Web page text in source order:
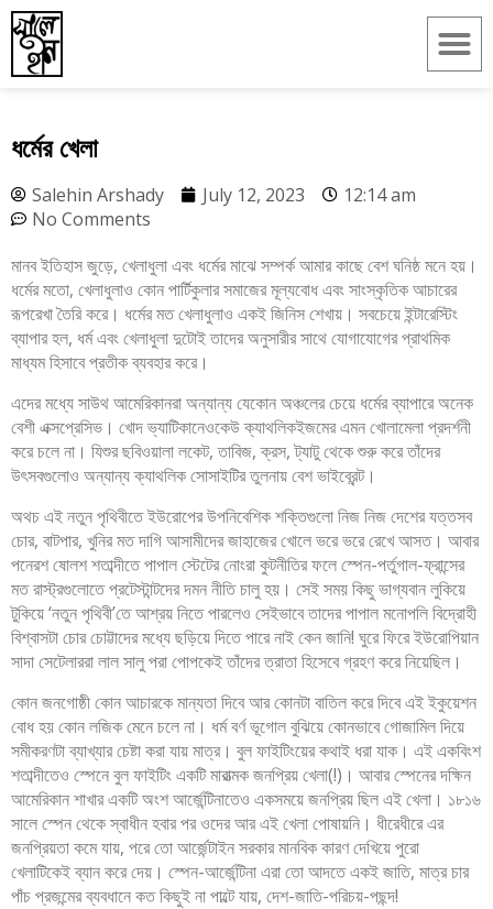
ধর্মের খেলা
Salehin Arshady July 12, 2023
12:14 am
No Comments
মানব ইতিহাস জুড়ে, খেলাধুলা এবং ধর্মের মাঝে সম্পর্ক আমার কাছে বেশ ঘনিষ্ঠ মনে হয়।
ধর্মের মতো, খেলাধুলাও কোন পার্টিকুলার সমাজের মূল্যবোধ এবং সাংস্কৃতিক আচারের
রূপরেখা তৈরি করে। ধর্মের মত খেলাধুলাও একই জিনিস শেখায়। সবচেয়ে ইন্টারেস্টিং
ব্যাপার হল, ধর্ম এবং খেলাধুলা দুটোই তাদের অনুসারীর সাথে যোগাযোগের প্রাথমিক
মাধ্যম হিসাবে প্রতীক ব্যবহার করে।
এদের মধ্যে সাউথ আমেরিকানরা অন্যান্য যেকোন অঞ্চলের চেয়ে ধর্মের ব্যাপারে অনেক
বেশী এক্সপ্রেসিভ। খোদ ভ্যাটিকানেওকেউ ক্যাথলিকইজমের এমন খোলামেলা প্রদর্শনী
করে চলে না। যিশুর ছবিওয়ালা লকেট, তাবিজ, ক্রস, ট্যাটু থেকে শুরু করে তাঁদের
উৎসবগুলোও অন্যান্য ক্যাথলিক সোসাইটির তুলনায় বেশ ভাইব্রেন্ট।
অথচ এই নতুন পৃথিবীতে ইউরোপের উপনিবেশিক শক্তিগুলো নিজ নিজ দেশের যত্তসব
চোর, বাটপার, খুনির মত দাগি আসামীদের জাহাজের খোলে ভরে ভরে রেখে আসত। আবার
পনেরশ ষোলশ শতাব্দীতে পাপাল স্টেটের নোংরা কুটনীতির ফলে স্পেন-পর্তুগাল-ফ্রান্সের
মত রাস্ট্রগুলোতে প্রটেস্টান্টদের দমন নীতি চালু হয়। সেই সময় কিছু ভাগ্যবান লুকিয়ে
টুকিয়ে ‘নতুন পৃথিবী’তে আশ্রয় নিতে পারলেও সেইভাবে তাদের পাপাল মনোপলি বিদ্রোহী
বিশ্বাসটা চোর চোট্টাদের মধ্যে ছড়িয়ে দিতে পারে নাই কেন জানি! ঘুরে ফিরে ইউরোপিয়ান
সাদা সেটেলাররা লাল সালু পরা পোপকেই তাঁদের ত্রাতা হিসেবে গ্রহণ করে নিয়েছিল।
কোন জনগোষ্ঠী কোন আচারকে মান্যতা দিবে আর কোনটা বাতিল করে দিবে এই ইকুয়েশন
বোধ হয় কোন লজিক মেনে চলে না। ধর্ম বর্ণ ভূগোল বুঝিয়ে কোনভাবে গোজামিল দিয়ে
সমীকরণটা ব্যাখ্যার চেষ্টা করা যায় মাত্র। বুল ফাইটিংয়ের কথাই ধরা যাক। এই একবিংশ
শতাব্দীতেও স্পেনে বুল ফাইটিং একটি মারাত্মক জনপ্রিয় খেলা(!)। আবার স্পেনের দক্ষিন
আমেরিকান শাখার একটি অংশ আর্জেন্টিনাতেও একসময়ে জনপ্রিয় ছিল এই খেলা। ১৮১৬
সালে স্পেন থেকে স্বাধীন হবার পর ওদের আর এই খেলা পোষায়নি। ধীরেধীরে এর
জনপ্রিয়তা কমে যায়, পরে তো আর্জেন্টাইন সরকার মানবিক কারণ দেখিয়ে পুরো
খেলাটিকেই ব্যান করে দেয়। স্পেন-আর্জেন্টিনা এরা তো আদতে একই জাতি, মাত্র চার
পাঁচ প্রজন্মের ব্যবধানে কত কিছুই না পাল্টে যায়, দেশ-জাতি-পরিচয়-পছন্দ!